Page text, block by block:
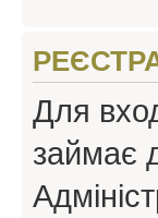
Для
займає